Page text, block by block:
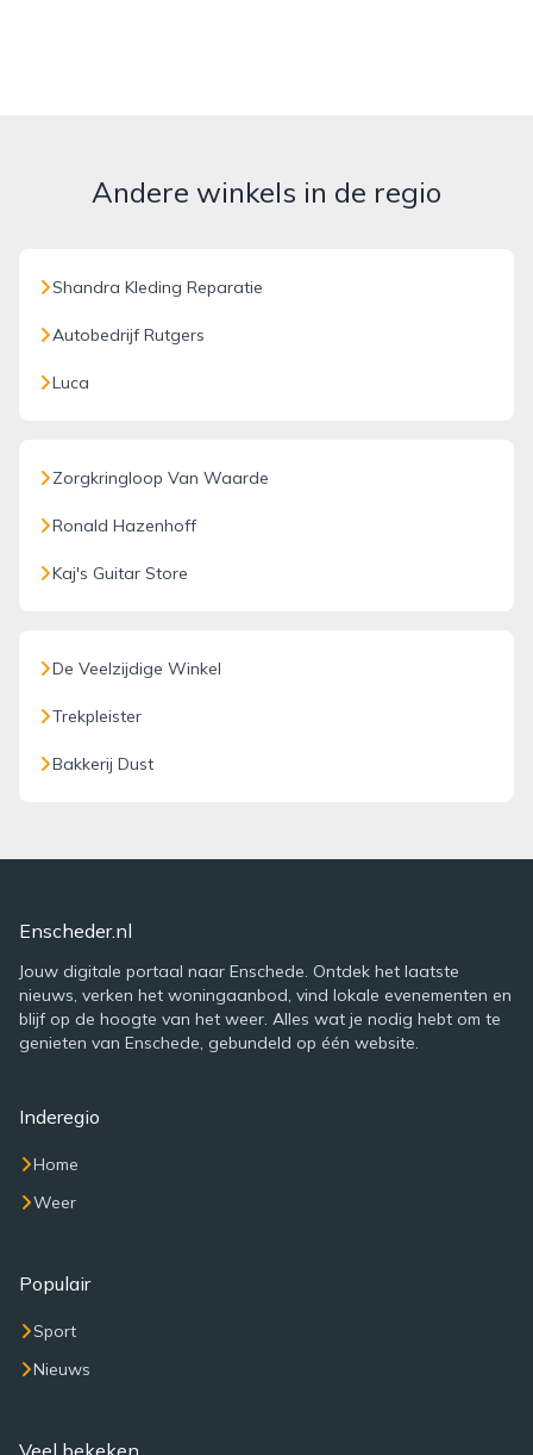
Andere winkels in de regio
Shandra Kleding Reparatie
Autobedrijf Rutgers
Luca
Zorgkringloop Van Waarde
Ronald Hazenhoff
Kaj's Guitar Store
De Veelzijdige Winkel
Trekpleister
Bakkerij Dust
Enscheder.nl
Jouw digitale portaal naar Enschede. Ontdek het laatste
nieuws, verken het woningaanbod, vind lokale evenementen en
blijf op de hoogte van het weer. Alles wat je nodig hebt om te
genieten van Enschede, gebundeld op één website.
Inderegio
Home
Weer
Populair
Sport
Nieuws
Veel bekeken